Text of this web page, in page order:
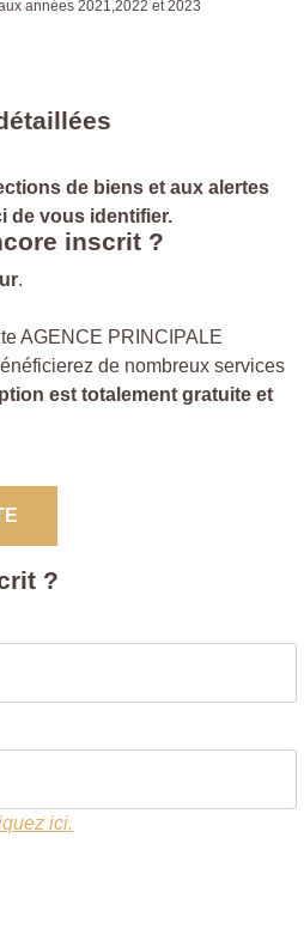
années 2021,2022 et 2023
de biens et aux alertes
de vous identifier.
inscrit ?
.
AGENCE PRINCIPALE
de nombreux services
est totalement gratuite et
?
ici.